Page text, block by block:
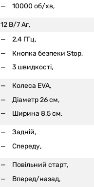
10000 об/хв,
12 В/7 Аг,
2,4 ГГц,
Кнопка безпеки Stop,
3 швидкості,
Колеса EVA,
Діаметр 26 см,
Ширина 8,5 см,
Задній,
Спереду,
Повільний старт,
Вперед/назад,